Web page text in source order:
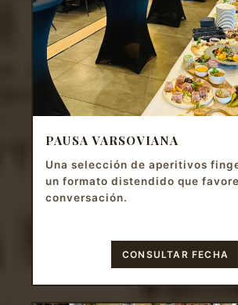
PAUSA VARSOVIANA
Una selección de aperitivos
un formato distendido que
conversación.
CONSULTAR FECHA